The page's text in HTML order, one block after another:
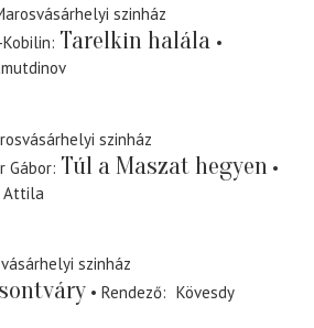
szinház
Tarelkin halála
szinház
Gábor Túl a Maszat hegyen
Attila
szinház
Rendező
Kövesdy